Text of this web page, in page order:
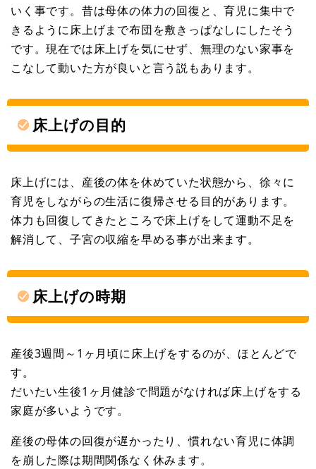
いく事です。昔は母体の体力の回復と、育児に集中で
きるように床上げまで布団を敷きっぱなしにしたそう
です。現在では床上げを気にせず、無理のない家事を
こなして動いた方が良いと言う説もあります。
床上げの目的
床上げには、産後の体を休めていた状態から、徐々に
育児をしながらの生活に復帰させる目的があります。
体力も回復してきたところで床上げをして運動不足を
解消して、子宮の収縮を早める事が出来ます。
床上げの時期
産後3週間～1ヶ月頃に床上げをするのが、ほとんどで
す。
だいたい生後1ヶ月健診で問題がなければ床上げをする
家庭が多いようです。
産後の母体の回復が遅かったり、慣れない育児に体調
を崩した際は期間関係なく休みます。